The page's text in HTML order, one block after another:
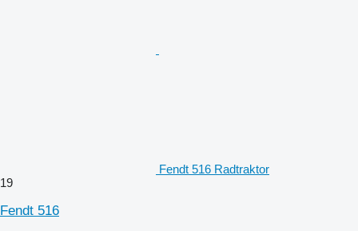
Fendt 516 Radtraktor
19
Fendt 516